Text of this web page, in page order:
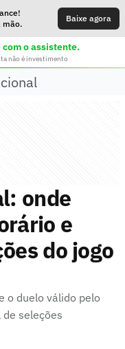
mão.
Baixe agora
com o assistente.
não é investimento
onde
e
do jogo
o duelo válido pelo
seleções